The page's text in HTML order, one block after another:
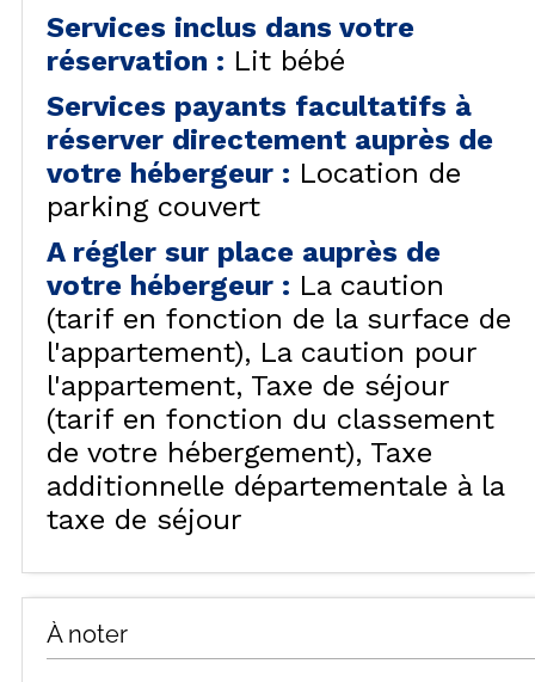
Services inclus dans votre
réservation : Lit bébé
Services payants facultatifs à
réserver directement auprès de
votre hébergeur : Location de
parking couvert
A régler sur place auprès de
votre hébergeur : La caution
(tarif en fonction de la surface de
l'appartement)
La caution pour
l'appartement Taxe de séjour
(tarif en fonction du classement
de votre hébergement) Taxe
additionnelle départementale à la
taxe de séjour
À noter